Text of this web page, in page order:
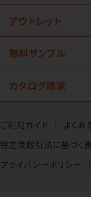
アウトレット
無料サンプル
カタログ請求
ご利用ガイド よくあ
特定商取引法に基づく
プライバシーポリシー